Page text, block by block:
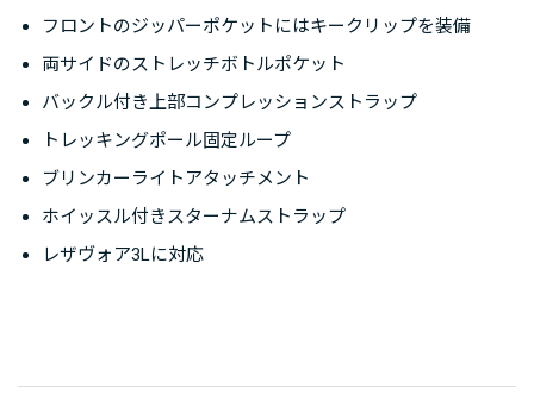
フロントのジッパーポケットにはキークリップを装備
両サイドのストレッチボトルポケット
バックル付き上部コンプレッションストラップ
トレッキングポール固定ループ
ブリンカーライトアタッチメント
ホイッスル付きスターナムストラップ
レザヴォア3Lに対応